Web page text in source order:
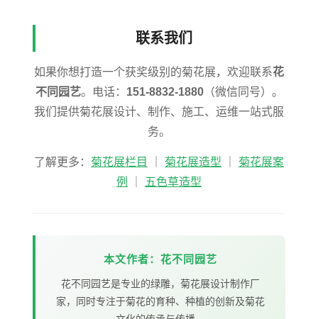
联系我们
如果你想打造一个获奖级别的菊花展，欢迎联系花
不同园艺。电话： 151-8832-1880（微信同号）。
我们提供菊花展设计、制作、施工、运维一站式服
务。
了解更多： 菊花展栏目 菊花展造型
菊花展案
例
五色草造型
本文作者：花不同园艺
花不同园艺是专业的绿雕，菊花展设计制作厂
家，同时专注于菊花的育种、种植的创新及菊花